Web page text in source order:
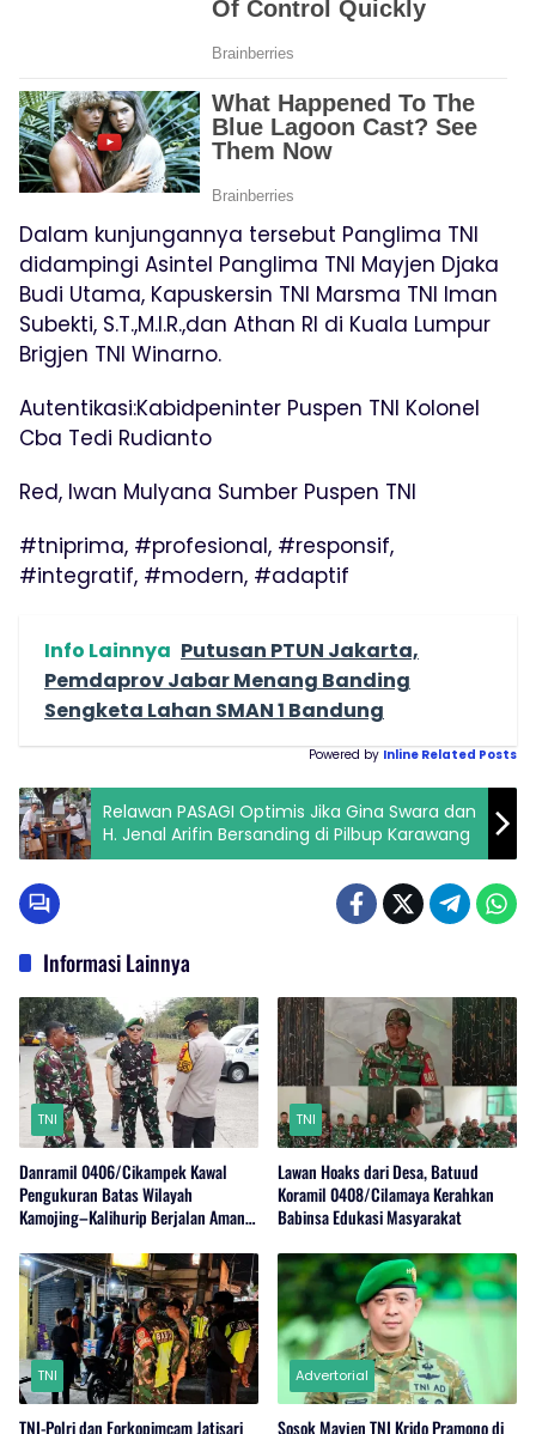
Dalam kunjungannya tersebut Panglima TNI
didampingi Asintel Panglima TNI Mayjen Djaka
Budi Utama, Kapuskersin TNI Marsma TNI Iman
Subekti, S.T.,M.I.R.,dan Athan RI di Kuala Lumpur
Brigjen TNI Winarno.
Autentikasi:Kabidpeninter Puspen TNI Kolonel
Cba Tedi Rudianto
Red, Iwan Mulyana Sumber Puspen TNI
#tniprima, #profesional, #responsif,
#integratif, #modern, #adaptif
Info Lainnya Putusan PTUN Jakarta,
Pemdaprov Jabar Menang Banding
Sengketa Lahan SMAN 1 Bandung
Powered by Inline Related Posts
Relawan PASAGI Optimis Jika Gina Swara dan
H. Jenal Arifin Bersanding di Pilbup Karawang
Informasi Lainnya
TNI
Danramil 0406/Cikampek Kawal
Pengukuran Batas Wilayah
Kamojing–Kalihurip Berjalan Aman
TNI
Lawan Hoaks dari Desa, Batuud
Koramil 0408/Cilamaya Kerahkan
Babinsa Edukasi Masyarakat
TNI
TNI-Polri dan Forkopimcam Jatisari
Advertorial
Sosok Mayjen TNI Krido Pramono di